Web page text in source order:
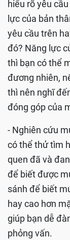
hiểu rõ yêu
lực của bản
yêu cầu trên
đó? Năng lực
thì bạn có thể
đương nhiên,
thì nên nghĩ
đóng góp của
- Nghiên cứu
có thể thử tìm
quen đã và
để biết được
sánh để biết
hay cao hơn
giúp bạn dễ
phỏng vấn.